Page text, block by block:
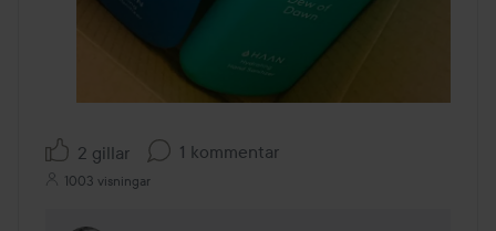
2 gillar 1 kommentar
1003 visningar